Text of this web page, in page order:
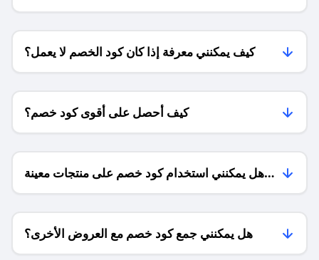
الشحن ؟
كيف يمكنني معرفة إذا كان كود الخصم لا يعمل؟
كيف أحصل على أقوى كود خصم؟
هل يمكنني استخدام كود خصم على منتجات معينة
فقط؟
هل يمكنني جمع كود خصم مع العروض الأخرى؟